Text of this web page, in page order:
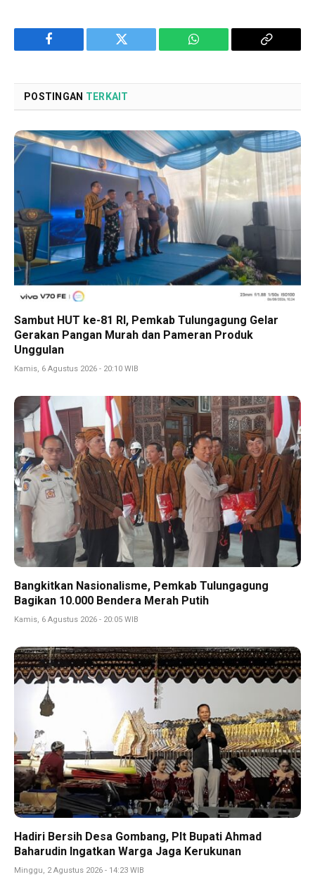
Facebook Twitter WhatsApp
Copy
POSTINGAN TERKAIT
Sambut HUT ke-81 RI, Pemkab Tulungagung Gelar
Gerakan Pangan Murah dan Pameran Produk
Unggulan
Kamis, 6 Agustus 2026 - 20:10 WIB
Bangkitkan Nasionalisme, Pemkab Tulungagung
Bagikan 10.000 Bendera Merah Putih
Kamis, 6 Agustus 2026 - 20:05 WIB
Hadiri Bersih Desa Gombang, Plt Bupati Ahmad
Baharudin Ingatkan Warga Jaga Kerukunan
Minggu, 2 Agustus 2026 - 14:23 WIB